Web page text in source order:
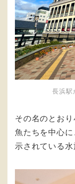
長浜駅
その名のとお
魚たちを中心
示されている水